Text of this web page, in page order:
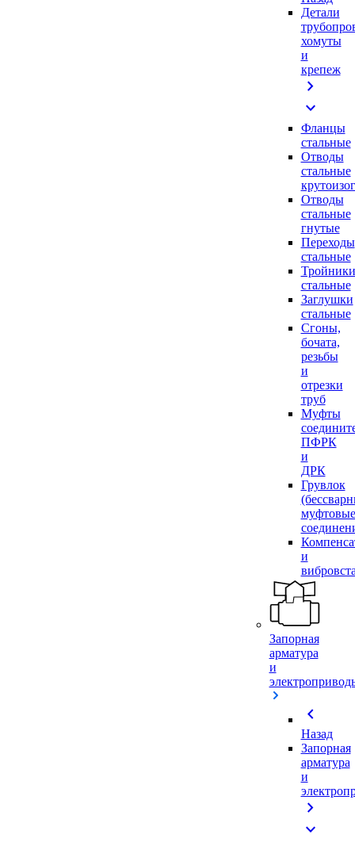
Детали
хомуты
и
крепеж
chevron_right
expand_more
Фланцы
стальные
Отводы
стальные
Отводы
стальные
гнутые
Переходы
стальные
Тройники
стальные
Заглушки
стальные
Сгоны,
бочата,
резьбы
и
отрезки
труб
Муфты
ПФРК
и
ДРК
Грувлок
муфтовые
и
Запорная
арматура
и
chevron_left
Назад
Запорная
арматура
и
chevron_right
expand_more